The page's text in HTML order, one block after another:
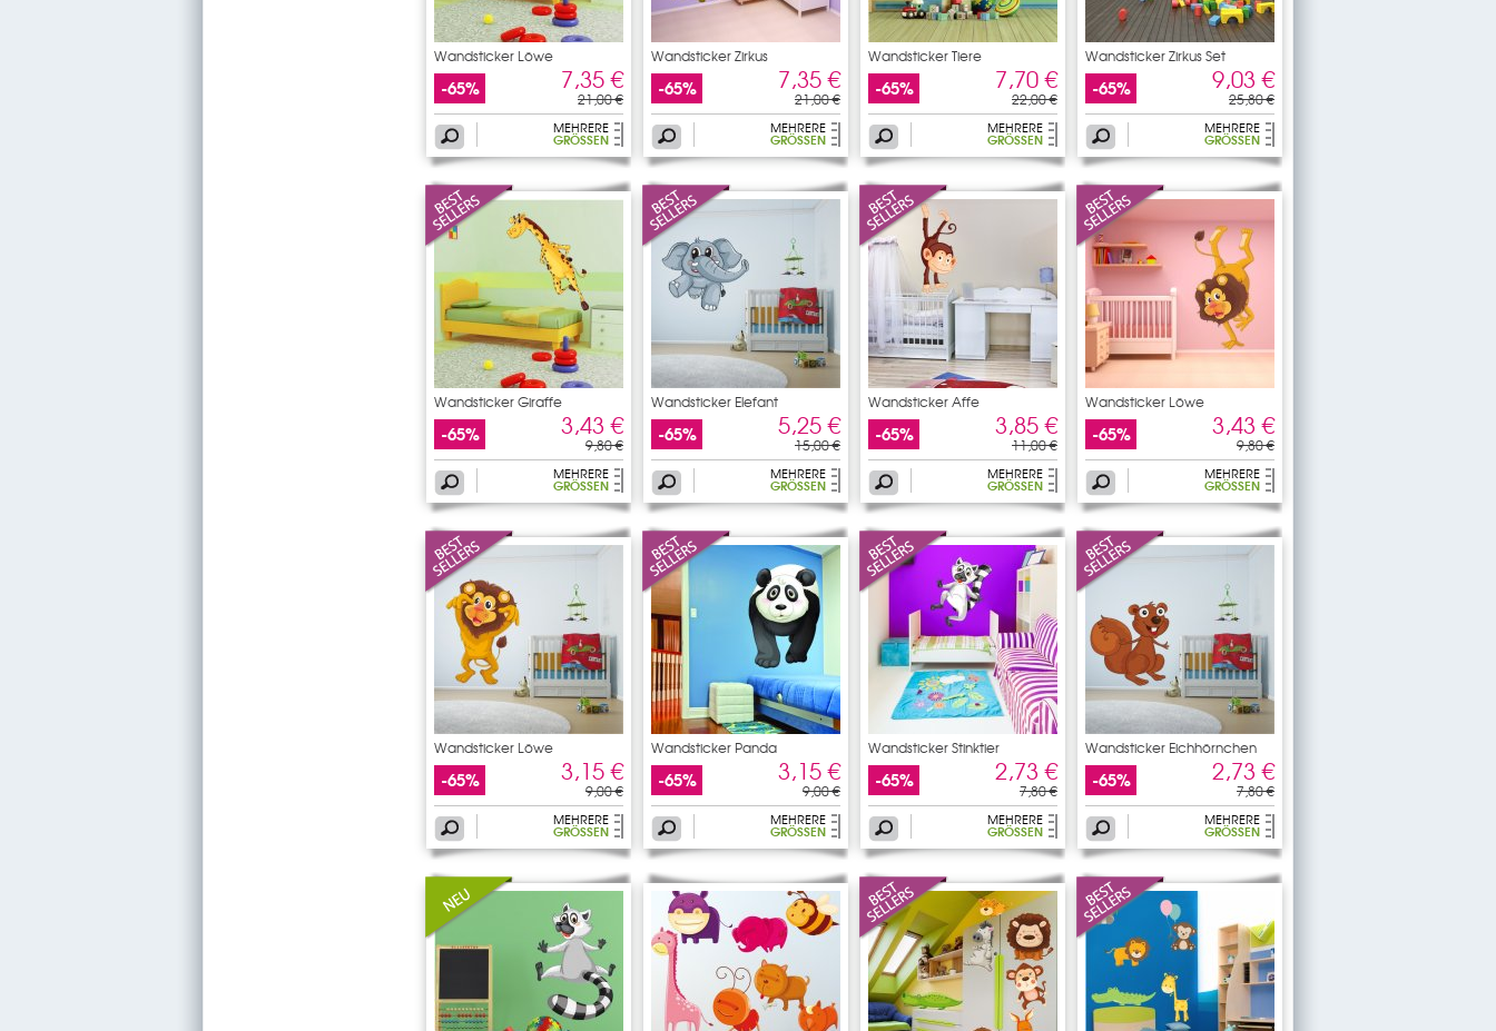
Wandsticker Löwe
-65% 7,35 €
21,00 €
MEHRERE
GRÖSSEN
Wandsticker Zirkus
-65% 7,35 €
21,00 €
MEHRERE
GRÖSSEN
Wandsticker Tiere
-65% 7,70 €
22,00 €
MEHRERE
GRÖSSEN
Wandsticker Zirkus Set
-65% 9,03 €
25,80 €
MEHRERE
GRÖSSEN
Wandsticker Giraffe
-65% 3,43 €
9,80 €
MEHRERE
GRÖSSEN
Wandsticker Elefant
-65% 5,25 €
15,00 €
MEHRERE
GRÖSSEN
Wandsticker Affe
-65% 3,85 €
11,00 €
MEHRERE
GRÖSSEN
Wandsticker Löwe
-65% 3,43 €
9,80 €
MEHRERE
GRÖSSEN
Wandsticker Löwe
-65% 3,15 €
9,00 €
MEHRERE
GRÖSSEN
Wandsticker Panda
-65% 3,15 €
9,00 €
MEHRERE
GRÖSSEN
Wandsticker Stinktier
-65% 2,73 €
7,80 €
MEHRERE
GRÖSSEN
Wandsticker Eichhörnchen
-65% 2,73 €
7,80 €
MEHRERE
GRÖSSEN